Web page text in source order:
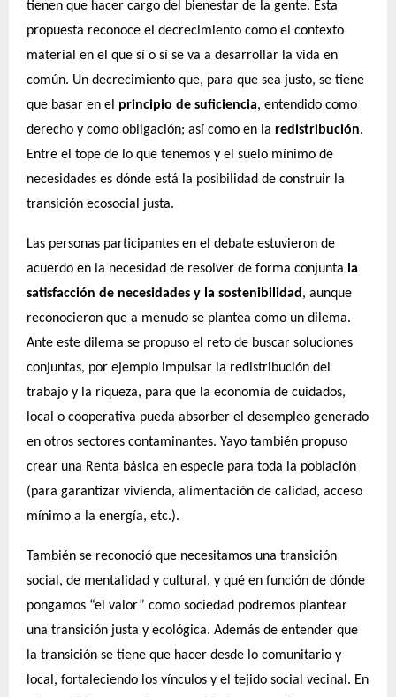
tienen que hacer cargo del bienestar de la gente. Esta
propuesta reconoce el decrecimiento como el contexto
material en el que sí o sí se va a desarrollar la vida en
común. Un decrecimiento que, para que sea justo, se tiene
que basar en el principio de suficiencia, entendido como
derecho y como obligación; así como en la redistribución.
Entre el tope de lo que tenemos y el suelo mínimo de
necesidades es dónde está la posibilidad de construir la
transición ecosocial justa.
Las personas participantes en el debate estuvieron de
acuerdo en la necesidad de resolver de forma conjunta la
satisfacción de necesidades y la sostenibilidad, aunque
reconocieron que a menudo se plantea como un dilema.
Ante este dilema se propuso el reto de buscar soluciones
conjuntas, por ejemplo impulsar la redistribución del
trabajo y la riqueza, para que la economía de cuidados,
local o cooperativa pueda absorber el desempleo generado
en otros sectores contaminantes. Yayo también propuso
crear una Renta básica en especie para toda la población
(para garantizar vivienda, alimentación de calidad, acceso
mínimo a la energía, etc.).
También se reconoció que necesitamos una transición
social, de mentalidad y cultural, y qué en función de dónde
pongamos “el valor” como sociedad podremos plantear
una transición justa y ecológica. Además de entender que
la transición se tiene que hacer desde lo comunitario y
local, fortaleciendo los vínculos y el tejido social vecinal. En